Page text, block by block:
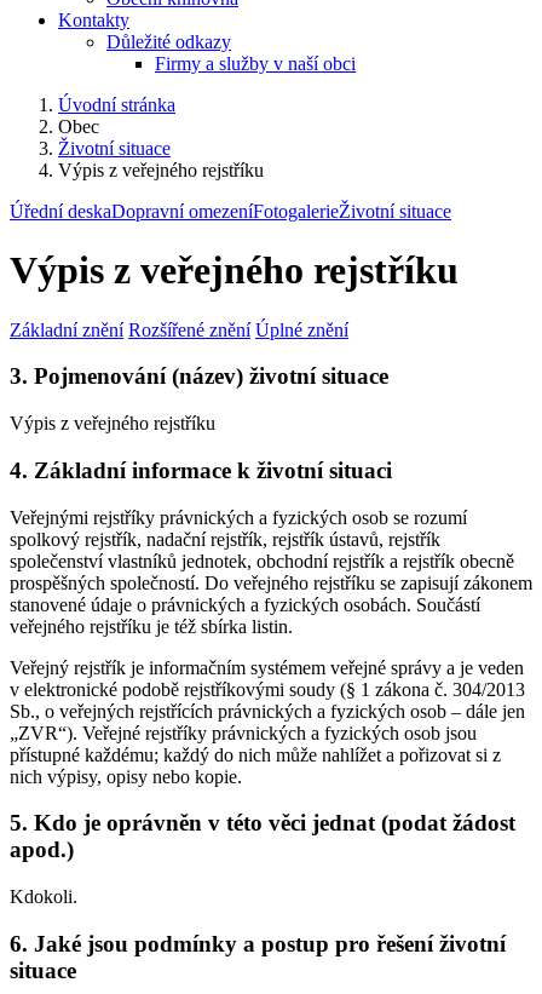
Kontakty
Důležité odkazy
Firmy a služby v naší obci
Úvodní stránka
Obec
Životní situace
Výpis z veřejného rejstříku
Úřední deskaDopravní omezeníFotogalerieŽivotní situace
Výpis z veřejného rejstříku
Základní znění Rozšířené znění Úplné znění
3. Pojmenování (název) životní situace
Výpis z veřejného rejstříku
4. Základní informace k životní situaci
Veřejnými rejstříky právnických a fyzických osob se rozumí
spolkový rejstřík, nadační rejstřík, rejstřík ústavů, rejstřík
společenství vlastníků jednotek, obchodní rejstřík a rejstřík obecně
prospěšných společností. Do veřejného rejstříku se zapisují zákonem
stanovené údaje o právnických a fyzických osobách. Součástí
veřejného rejstříku je též sbírka listin.
Veřejný rejstřík je informačním systémem veřejné správy a je veden
v elektronické podobě rejstříkovými soudy (§ 1 zákona č. 304/2013
Sb., o veřejných rejstřících právnických a fyzických osob – dále jen
„ZVR“). Veřejné rejstříky právnických a fyzických osob jsou
přístupné každému; každý do nich může nahlížet a pořizovat si z
nich výpisy, opisy nebo kopie.
5. Kdo je oprávněn v této věci jednat (podat žádost
apod.)
Kdokoli.
6. Jaké jsou podmínky a postup pro řešení životní
situace